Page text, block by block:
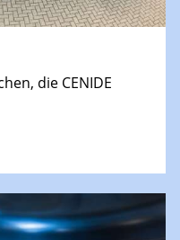
die CENIDE